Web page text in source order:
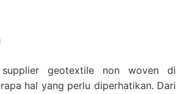
supplier geotextile non woven di
hal yang perlu diperhatikan. Dari